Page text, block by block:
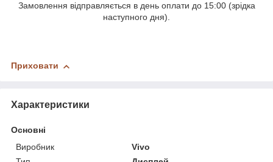
Замовлення відправляється в день оплати до 15:00 (зрідка
наступного дня).
Приховати
Характеристики
Основні
Виробник
Vivo